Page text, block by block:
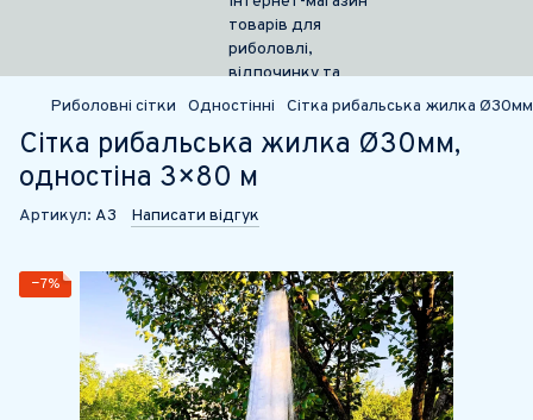
Риболовні сітки Одностінні Сітка рибальська жилка
Сітка рибальська жилка Ø30мм,
одностіна 3×80 м
Артикул: А3 Написати відгук
−7%